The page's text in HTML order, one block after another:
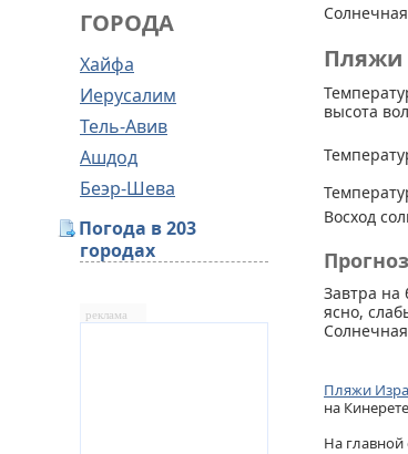
ГОРОДА
Хайфа
Иерусалим
Тель-Авив
Ашдод
Беэр-Шева
Погода в 203
городах
реклама
Пляжи
высота
Восход
Завтра на
ясно,
Пляжи
на
На главной